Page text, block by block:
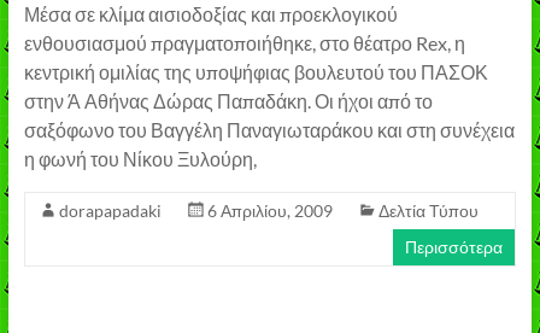
Μέσα σε κλίμα αισιοδοξίας και προεκλογικού
ενθουσιασμού πραγματοποιήθηκε, στο θέατρο Rex, η
κεντρική ομιλίας της υποψήφιας βουλευτού του ΠΑΣΟΚ
στην Ά Αθήνας Δώρας Παπαδάκη. Οι ήχοι από το
σαξόφωνο του Βαγγέλη Παναγιωταράκου και στη συνέχεια
η φωνή του Νίκου Ξυλούρη,
dorapapadaki 6 Απριλίου, 2009
Δελτία Τύπου
Περισσότερα